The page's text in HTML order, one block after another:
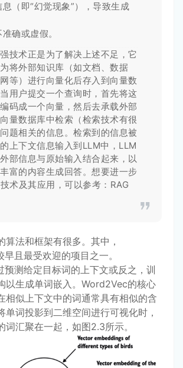
（即“幻觉现象”），导致生成
确或虚假。
技术正是为了解决上述不足，它
将外部知识库（如文档、数据
等）进行向量化后存入到向量数
用户提交一个查询时，首先将这
码成一个向量，然后去承载外部
量数据库中检索（检索技术有很
题相关的信息。检索到的信息被
上下文信息输入到LLM中，LLM
部信息与原始输入结合起来，以
富的内容生成回答。想要进一步
术及其应用，可以参考： RAG
算法和框架有很多。其中，
且最受欢迎的项目之一。
测给定目标词的上下文或反之，训
以生成单词嵌入。Word2Vec的核心
相似上下文中的词通常具有相似的含
单词投影到二维空间进行可视化时，
词汇聚在一起，如图2.3所示。